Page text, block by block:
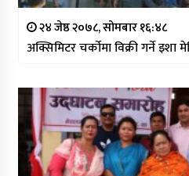
२४ जेष्ठ २०७८, सोमबार १६:४८
अक्सिमिटर चर्कोमा विक्री गर्ने इशा